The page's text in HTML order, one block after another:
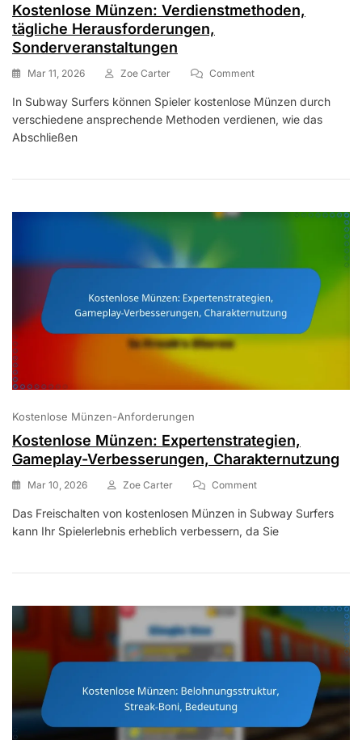
Kostenlose Münzen: Verdienstmethoden,
tägliche Herausforderungen,
Sonderveranstaltungen
Mar 11, 2026 Zoe Carter CommentOn
Münzen:
Verdienstmethoden,
In Subway Surfers können Spieler kostenlose Münzen durch
verschiedene ansprechende Methoden verdienen, wie das
Abschließen
Kostenlose Münzen-Anforderungen
Kostenlose Münzen: Expertenstrategien,
Gameplay-Verbesserungen, Charakternutzung
Mar 10, 2026 Zoe Carter CommentOn
Münzen:
Expertenstrategien,
Charakternutzung
Das Freischalten von kostenlosen Münzen in Subway Surfers
kann Ihr Spielerlebnis erheblich verbessern, da Sie